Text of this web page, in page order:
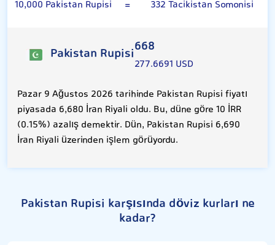
10,000 Pakistan Rupisi
= 332 Tacikistan Somonisi
Pakistan Rupisi668
277.6691 USD
Pazar 9 Ağustos 2026 tarihinde Pakistan Rupisi fiyatı
piyasada 6,680 İran Riyali oldu. Bu, düne göre 10 İRR
(0.15%) azalış demektir. Dün, Pakistan Rupisi 6,690
İran Riyali üzerinden işlem görüyordu.
Pakistan Rupisi karşısında döviz kurları ne
kadar?